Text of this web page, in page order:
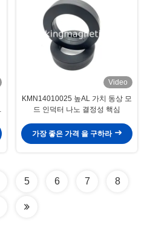
Video
KMN14010025 높AL 가치 동상 모
드 인덕터 나노 결정성 핵심
가장 좋은 가격 을 구하라
5 6 7 8